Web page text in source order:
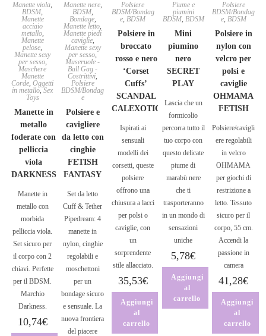
Manette viola,
BDSM,
Manette
acciaio
metallo,
Manette
pelose,
Manette sexy
per sesso,
Maschere
Manette
Corde,Oggetti
in metallo,Sex
Toys
Manette in
metallo
foderate con
pelliccia
viola
DARKNESS
Manette in
metallo con
morbida
pelliccia viola.
Set sicuro per
il corpo con 2
chiavi. Perfette
per il BDSM.
Marchio
Darkness.
10,74€
Manette nere,
BDSM,
Bondage,
Manette letto,
Manette piedi
caviglie,
Manette sexy
per sesso,
Museruole -
Ball Gag -
Costrittivi,
Polsiere
BDSM/Bondag
e
Polsiere e
cavigliere
da letto con
cinghie
FETISH
FANTASY
Set da letto
Cuff & Tether
Pipedream: 4
manette in
nylon, cinghie
regolabili e
moschettoni
per un
bondage sicuro
e sensuale. La
nuova frontiera
del piacere
Polsiere
BDSM/Bondag
e,BDSM
Polsiere in
broccato
rosso e nero
‘Corset
Cuffs’
SCANDAL
CALEXOTIC
Ispirati ai
sensuali
modelli dei
corsetti, queste
polsiere
offrono una
chiusura a lacci
per polsi o
caviglie, con
un
sorprendente
stile allacciato.
35,53€
Aggiungi
al
carrello
Piume e
piumini
BDSM, BDSM
Mini
piumino
nero
SECRET
PLAY
Lascia che un
formicolio
percorra tutto il
tuo corpo con
questo delicate
piume di
marabù nere
che ti
trasporteranno
in un mondo di
sensazioni
uniche
5,78€
Aggiungi
al
carrello
Polsiere
BDSM/Bondag
e, BDSM
Polsiere in
nylon con
velcro per
polsi e
caviglie
OHMAMA
FETISH
Polsiere/cavigli
ere regolabili
in velcro
OHMAMA
per giochi di
restrizione a
letto. Tessuto
sicuro per il
corpo, 55 cm.
Accendi la
passione in
camera
41,28€
Aggiungi
al
carrello